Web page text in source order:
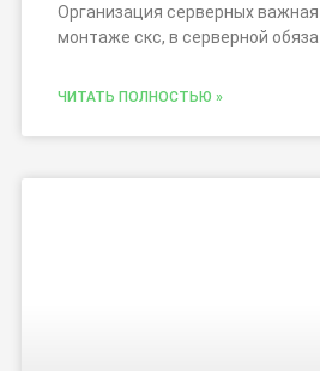
Организация серверных
монтаже скс, в серверной
ЧИТАТЬ ПОЛНОСТЬЮ »